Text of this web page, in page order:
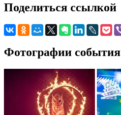
Поделиться ссылкой
Фотографии события